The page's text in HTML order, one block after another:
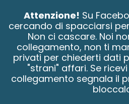
Attenzione! Su
cercando di spacciarsi
Non ci cascare. Noi
collegamento, non ti
privati per chiederti dati
"strani" affari. Se
collegamento segnala il